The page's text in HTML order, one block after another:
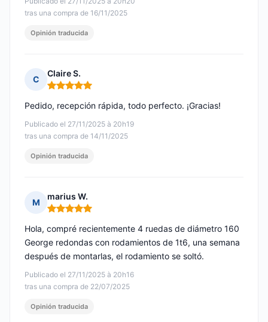
tras una compra de 16/11/2025
Opinión traducida
C
Claire S.
Nota: 5 de 5
Publicado el 27/11/2025 à 20h19
tras una compra de 14/11/2025
Pedido, recepción rápida, todo perfecto. ¡Gracias!
Opinión traducida
M
marius W.
Nota: 5 de 5
Publicado el 27/11/2025 à 20h16
tras una compra de 22/07/2025
Hola, compré recientemente 4 ruedas de diámetro 160
George redondas con rodamientos de 1t6, una semana
después de montarlas, el rodamiento se soltó.
Opinión traducida